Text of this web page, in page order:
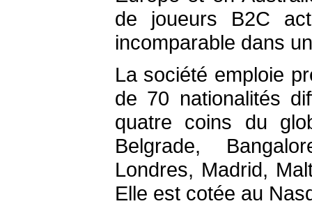
de joueurs B2C
incomparable dans
La société emploie
de 70 nationalités
quatre coins du
Belgrade,
Londres, Madrid,
Elle est cotée au